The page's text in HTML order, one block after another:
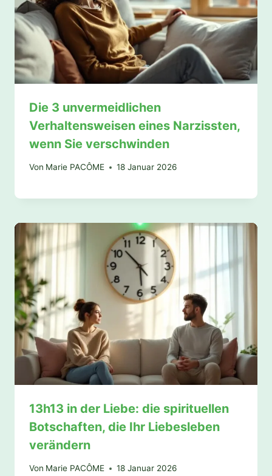
Die 3 unvermeidlichen
Verhaltensweisen eines Narzissten,
wenn Sie verschwinden
Von Marie PACÔME 18 Januar 2026
13h13 in der Liebe: die spirituellen
Botschaften, die Ihr Liebesleben
verändern
Von Marie PACÔME 18 Januar 2026